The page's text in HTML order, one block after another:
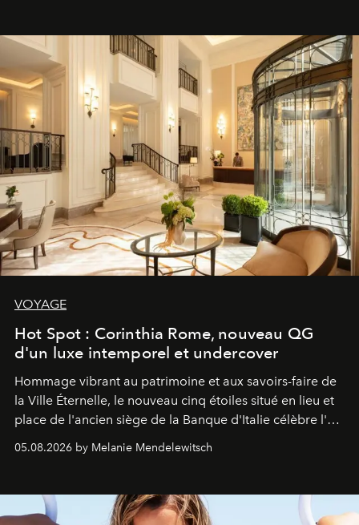
VOYAGE
Hot Spot : Corinthia Rome, nouveau QG
d'un luxe intemporel et undercover
Hommage vibrant au patrimoine et aux savoirs-faire de
la Ville Éternelle, le nouveau cinq étoiles situé en lieu et
place de l'ancien siège de la Banque d'Italie célèbre l'art
de vivre Romain dans toute son élégance intemporelle.
05.08.2026 by Melanie Mendelewitsch